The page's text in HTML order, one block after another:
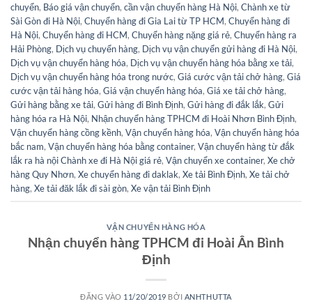
chuyển, Báo giá vận chuyển, cần vận chuyển hàng Hà Nội, Chành xe từ
Sài Gòn đi Hà Nội, Chuyển hàng đi Gia Lai từ TP HCM, Chuyển hàng đi
Hà Nội, Chuyển hàng đi HCM, Chuyển hàng nặng giá rẻ, Chuyển hàng ra
Hải Phòng, Dịch vụ chuyển hàng, Dịch vụ vận chuyển gửi hàng đi Hà Nội,
Dịch vụ vận chuyển hàng hóa, Dịch vụ vận chuyển hàng hóa bằng xe tải,
Dịch vụ vận chuyển hàng hóa trong nước, Giá cước vận tải chở hàng, Giá
cước vận tải hàng hóa, Giá vận chuyển hàng hóa, Giá xe tải chở hàng,
Gửi hàng bằng xe tải, Gửi hàng đi Bình Định, Gửi hàng đi đắk lắk, Gửi
hàng hóa ra Hà Nội, Nhận chuyển hàng TPHCM đi Hoài Nhơn Bình Định,
Vận chuyển hàng cồng kềnh, Vận chuyển hàng hóa, Vận chuyển hàng hóa
bắc nam, Vận chuyển hàng hóa bằng container, Vận chuyển hàng từ đắk
lắk ra hà nội Chành xe đi Hà Nội giá rẻ, Vận chuyển xe container, Xe chở
hàng Quy Nhơn, Xe chuyển hàng đi daklak, Xe tải Bình Định, Xe tải chở
hàng, Xe tải đăk lắk đi sài gòn, Xe vận tải Bình Định
VẬN CHUYỂN HÀNG HÓA
Nhận chuyển hàng TPHCM đi Hoài Ân Bình
Định
ĐĂNG VÀO 11/20/2019 BỞI ANHTHUTTA